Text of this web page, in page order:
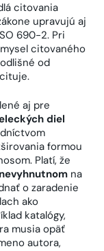
citovania
upravujú aj
690-2. Pri
citovaného
od
aj pre
diel
formou
Platí, že
na
o zaradenie
ako
katalógy,
musia opäť
autora,